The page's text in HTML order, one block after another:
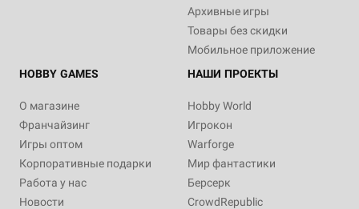
Архивные игры
Товары без скидки
Мобильное приложение
HOBBY GAMES
О магазине
Франчайзинг
Игры оптом
Корпоративные подарки
Работа у нас
Новости
НАШИ ПРОЕКТЫ
Hobby World
Игрокон
Warforge
Мир фантастики
Берсерк
CrowdRepublic